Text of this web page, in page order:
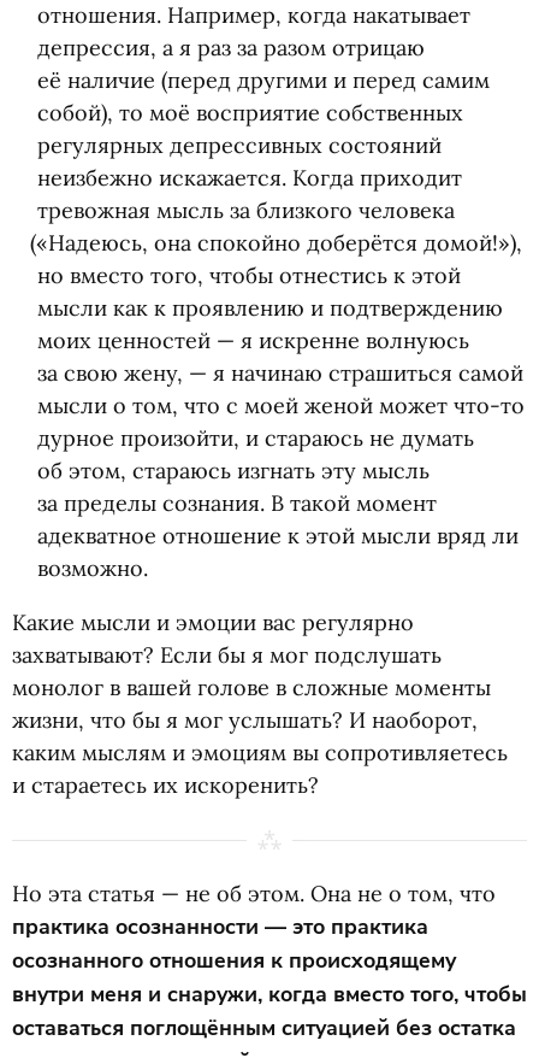
отношения. Например, когда накатывает
депрессия, а я раз за разом отрицаю
её наличие (перед другими и перед самим
собой), то моё восприятие собственных
регулярных депрессивных состояний
неизбежно искажается. Когда приходит
тревожная мысль за близкого человека
(«Надеюсь, она спокойно доберётся домой!»),
но вместо того, чтобы отнестись к этой
мысли как к проявлению и подтверждению
моих ценностей — я искренне волнуюсь
за свою жену, — я начинаю страшиться самой
мысли о том, что с моей женой может что-то
дурное произойти, и стараюсь не думать
об этом, стараюсь изгнать эту мысль
за пределы сознания. В такой момент
адекватное отношение к этой мысли вряд ли
возможно.
Какие мысли и эмоции вас регулярно
захватывают? Если бы я мог подслушать
монолог в вашей голове в сложные моменты
жизни, что бы я мог услышать? И наоборот,
каким мыслям и эмоциям вы сопротивляетесь
и стараетесь их искоренить?
Но эта статья — не об этом. Она не о том, что
практика осознанности — это практика
осознанного отношения к происходящему
внутри меня и снаружи, когда вместо того, чтобы
оставаться поглощённым ситуацией без остатка